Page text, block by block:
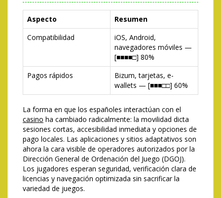
Aspecto
Resumen
Compatibilidad
iOS, Android,
navegadores móviles —
[■■■■□] 80%
Pagos rápidos
Bizum, tarjetas, e-
wallets — [■■■□□] 60%
La forma en que los españoles interactúan con el
casino ha cambiado radicalmente: la movilidad dicta
sesiones cortas, accesibilidad inmediata y opciones de
pago locales. Las aplicaciones y sitios adaptativos son
ahora la cara visible de operadores autorizados por la
Dirección General de Ordenación del Juego (DGOJ).
Los jugadores esperan seguridad, verificación clara de
licencias y navegación optimizada sin sacrificar la
variedad de juegos.